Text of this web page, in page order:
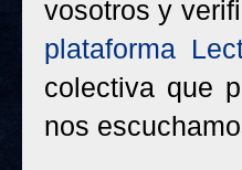
vosotros y
plataforma
colectiva que
nos